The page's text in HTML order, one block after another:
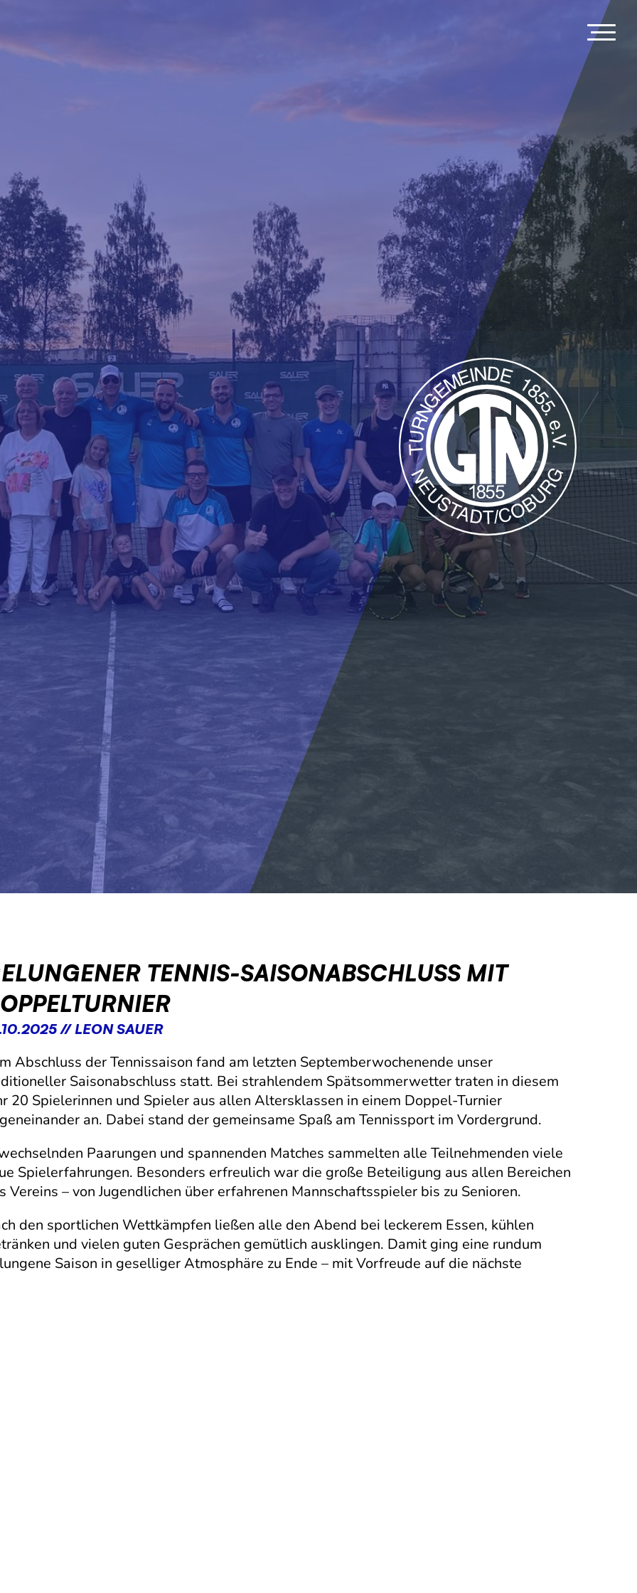
TENNIS-SAISONABSCHLUSS MIT
// LEON SAUER
Abschluss der Tennissaison fand am letzten Septemberwochenende unser
Saisonabschluss statt. Bei strahlendem Spätsommerwetter traten in diesem
20 Spielerinnen und Spieler aus allen Altersklassen in einem Doppel-Turnier
an. Dabei stand der gemeinsame Spaß am Tennissport im Vordergrund.
Paarungen und spannenden Matches sammelten alle Teilnehmenden viele
Spielerfahrungen. Besonders erfreulich war die große Beteiligung aus allen Bereichen
Vereins – von Jugendlichen über erfahrenen Mannschaftsspieler bis zu Senioren.
den sportlichen Wettkämpfen ließen alle den Abend bei leckerem Essen, kühlen
und vielen guten Gesprächen gemütlich ausklingen. Damit ging eine rundum
Saison in geselliger Atmosphäre zu Ende – mit Vorfreude auf die nächste